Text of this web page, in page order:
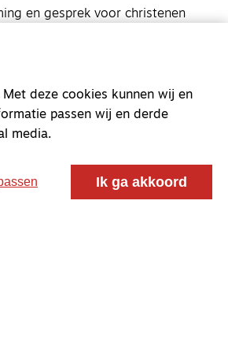
en gesprek voor christenen
deze cookies kunnen wij en
passen wij en derde
media.
Ik ga akkoord